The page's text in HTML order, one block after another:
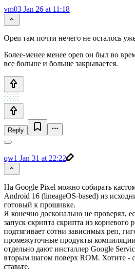
vm03 Jan 26 at 11:18
Open там почти нечего не осталось
Более-менее менее open он был во
все больше и больше закрывается.
Reply
qw1 Jan 31 at 22:22
На Google Pixel можно собирать
Android 16 (lineageOS-based) из
готовый к прошивке.
Я конечно досконально не проверял,
запуск скрипта скрипта из корневого
подтягивает сотни зависимых реп,
промежуточные продукты
отдельно дают инсталлер Google
вторым шагом поверх ROM. Хотите -
ставьте.